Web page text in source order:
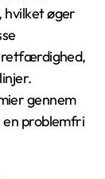
hvilket øger
retfærdighed,
gennem
en problemfri